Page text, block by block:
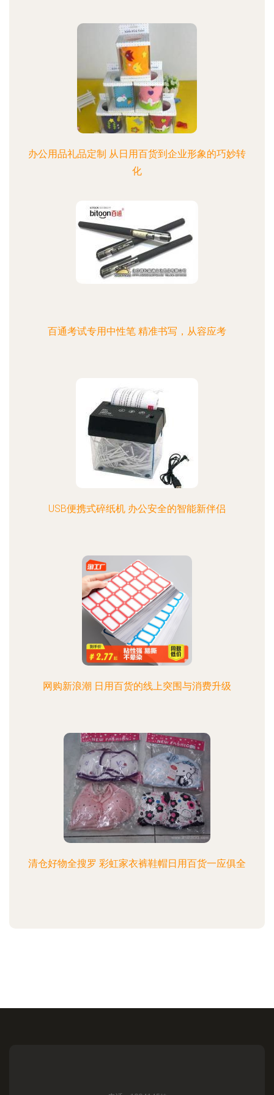
办公用品礼品定制 从日用百货到企业形象的巧妙转
化
百通考试专用中性笔 精准书写，从容应考
USB便携式碎纸机 办公安全的智能新伴侣
网购新浪潮 日用百货的线上突围与消费升级
清仓好物全搜罗 彩虹家衣裤鞋帽日用百货一应俱全